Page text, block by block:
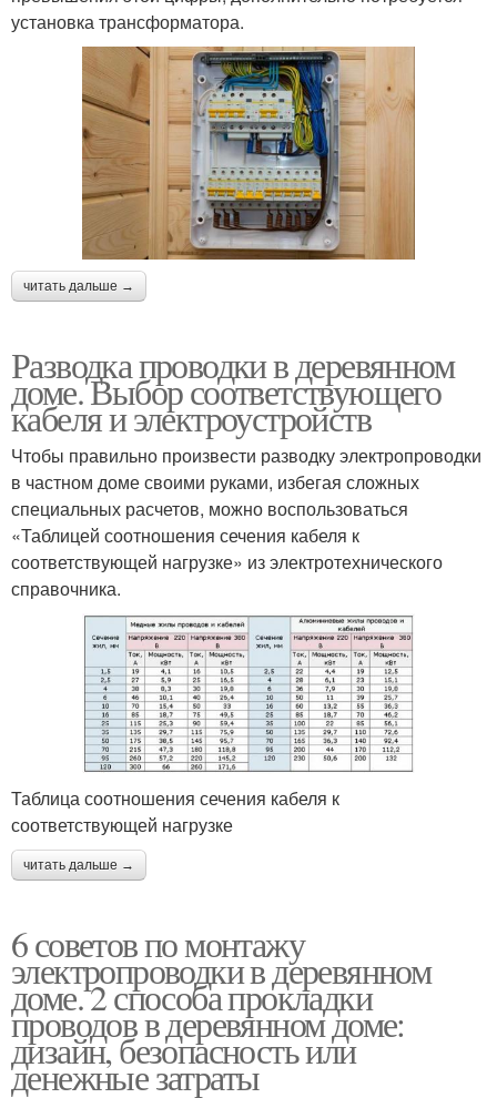
установка трансформатора.
читать дальше →
Разводка проводки в деревянном
доме. Выбор соответствующего
кабеля и электроустройств
Чтобы правильно произвести разводку электропроводки
в частном доме своими руками, избегая сложных
специальных расчетов, можно воспользоваться
«Таблицей соотношения сечения кабеля к
соответствующей нагрузке» из электротехнического
справочника.
Таблица соотношения сечения кабеля к
соответствующей нагрузке
читать дальше →
6 советов по монтажу
электропроводки в деревянном
доме. 2 способа прокладки
проводов в деревянном доме:
дизайн, безопасность или
денежные затраты